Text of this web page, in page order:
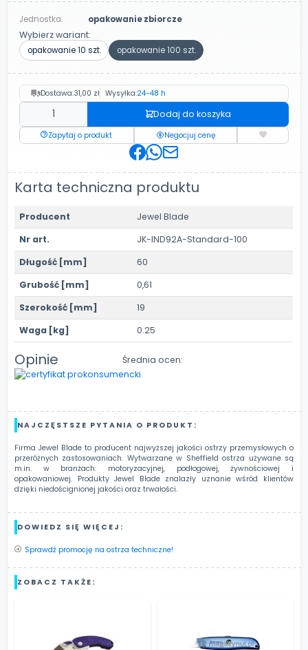
Jednostka: opakowanie zbiorcze
Wybierz wariant:
opakowanie 10 szt. opakowanie 100 szt.
Dostawa:31,00 zł Wysyłka:24-48 h
Dodaj do koszyka
Zapytaj o produkt Negocjuj cenę
Karta techniczna produktu
Producent
Jewel Blade
Nr art.
JK-IND92A-Standard-100
Długość [mm]
60
Grubość [mm]
0,61
Szerokość [mm]
19
Waga [kg]
0.25
Opinie Średnia ocen:
NAJCZĘSTSZE PYTANIA O PRODUKT:
Firma Jewel Blade to producent najwyższej jakości ostrzy przemysłowych o
przeróżnych zastosowaniach. Wytwarzane w Sheffield ostrza używane są
m.in. w branżach: motoryzacyjnej, podłogowej, żywnościowej i
opakowaniowej. Produkty Jewel Blade znalazły uznanie wśród klientów
dzięki niedoścignionej jakości oraz trwałości.
DOWIEDZ SIĘ WIĘCEJ:
Sprawdź promocję na ostrza techniczne!
ZOBACZ TAKŻE: